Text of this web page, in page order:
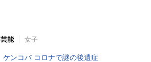
芸能 女子
ケンコバ コロナで謎の後遺症